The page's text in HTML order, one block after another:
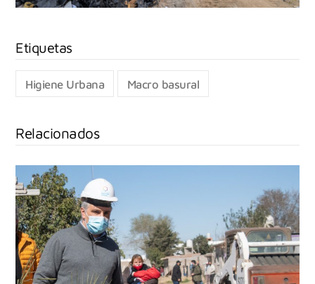
Higiene Urbana Macro basural
Relacionados